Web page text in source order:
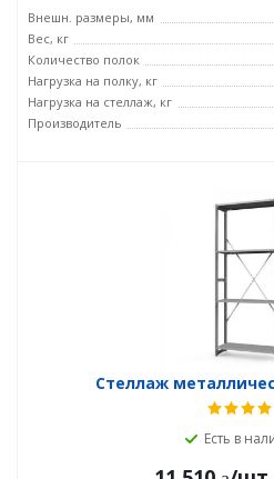
Внешн. размеры, мм
Вес, кг
Количество полок
Нагрузка на полку, кг
Нагрузка на стеллаж, кг
Производитель
Стеллаж
Есть в